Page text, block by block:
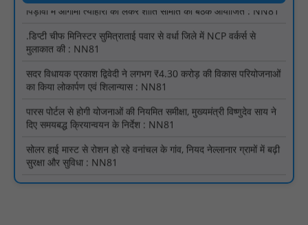
.डिप्टी चीफ मिनिस्टर सुमित्राताई पवार से वर्धा जिले में NCP वर्कर्स से
सदर विधायक प्रकाश द्विवेदी ने लगभग ₹4.30 करोड़ की विकास परियोजनाओं
पारस पोर्टल से होगी योजनाओं की नियमित समीक्षा, मुख्यमंत्री विष्णुदेव साय ने
सोलर हाई मास्ट से रोशन हो रहे वनांचल के गांव, नियद नेल्लानार ग्रामों में बढ़ी
सरस्वती साइकिल योजना के तहत 18 छात्राओं को साइकिल वितरण, 'एक पेड़